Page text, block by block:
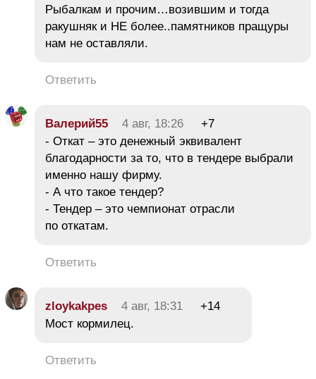
Рыбалкам и прочим…возившим и тогда
ракушняк и НЕ более..памятников пращуры
нам не оставляли.
Ответить
Валерий55 4 авг, 18:26
+7
- Откат – это денежный эквивалент
благодарности за то, что в тендере выбрали
именно нашу фирму.
- А что такое тендер?
- Тендер – это чемпионат отрасли
по откатам.
Ответить
zloykakpes 4 авг, 18:31
+14
Мост кормилец.
Ответить